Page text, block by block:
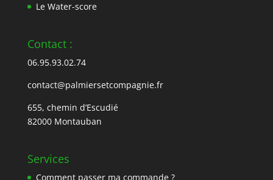
Le Water-score
Contact :
06.95.93.02.74
contact@palmiersetcompagnie.fr
655, chemin d’Escudié
82000 Montauban
Services
Comment passer ma commande ?